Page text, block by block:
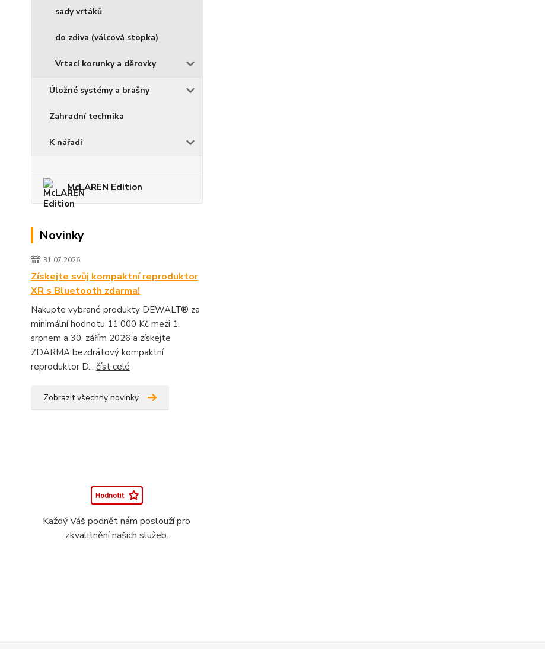
sady vrtáků
do zdiva (válcová stopka)
Vrtací korunky a děrovky
Úložné systémy a brašny
Zahradní technika
K nářadí
McLAREN Edition
Novinky
31.07.2026
Získejte svůj kompaktní reproduktor
XR s Bluetooth zdarma!
Nakupte vybrané produkty DEWALT® za
minimální hodnotu 11 000 Kč mezi 1.
srpnem a 30. zářím 2026 a získejte
ZDARMA bezdrátový kompaktní
reproduktor D... číst celé
Zobrazit všechny novinky
Každý Váš podnět nám poslouží pro
zkvalitnění našich služeb.